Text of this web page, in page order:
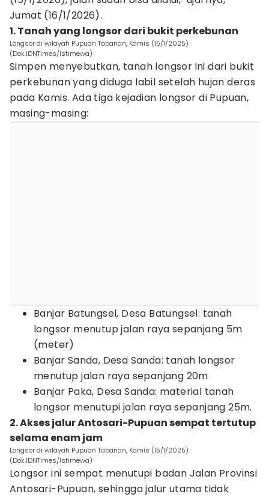
Jumat (16/1/2026).
1. Tanah yang longsor dari bukit perkebunan
Longsor di wilayah Pupuan Tabanan, Kamis (15/1/2025).
(Dok.IDNTimes/Istimewa)
Simpen menyebutkan, tanah longsor ini dari bukit
perkebunan yang diduga labil setelah hujan deras
pada Kamis. Ada tiga kejadian longsor di Pupuan,
masing-masing:
Banjar Batungsel, Desa Batungsel: tanah
longsor menutup jalan raya sepanjang 5m
(meter)
Banjar Sanda, Desa Sanda: tanah longsor
menutup jalan raya sepanjang 20m
Banjar Paka, Desa Sanda: material tanah
longsor menutupi jalan raya sepanjang 25m.
2. Akses jalur Antosari-Pupuan sempat tertutup
selama enam jam
Longsor di wilayah Pupuan Tabanan, Kamis (15/1/2025).
(Dok.IDNTimes/Istimewa)
Longsor ini sempat menutupi badan Jalan Provinsi
Antosari-Pupuan, sehingga jalur utama tidak